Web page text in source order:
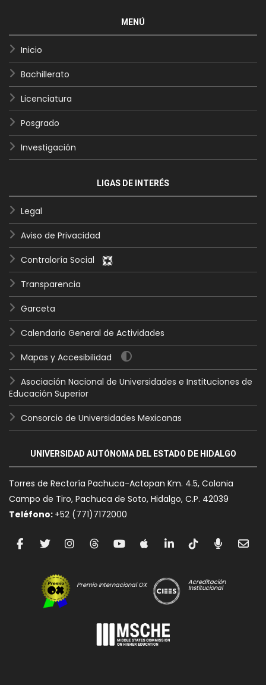
MENÚ
Inicio
Bachillerato
Licenciatura
Posgrado
Investigación
LIGAS DE INTERÉS
Legal
Aviso de Privacidad
Contraloría Social
Transparencia
Garceta
Calendario General de Actividades
Mapas y Accesibilidad
Asociación Nacional de Universidades e Instituciones de
Educación Superior
Consorcio de Universidades Mexicanas
UNIVERSIDAD AUTÓNOMA DEL ESTADO DE HIDALGO
Torres de Rectoría Pachuca-Actopan Km. 4.5, Colonia
Campo de Tiro, Pachuca de Soto, Hidalgo, C.P. 42039
Teléfono: +52 (771)7172000
Premio Internacional OX Acreditación
Institucional